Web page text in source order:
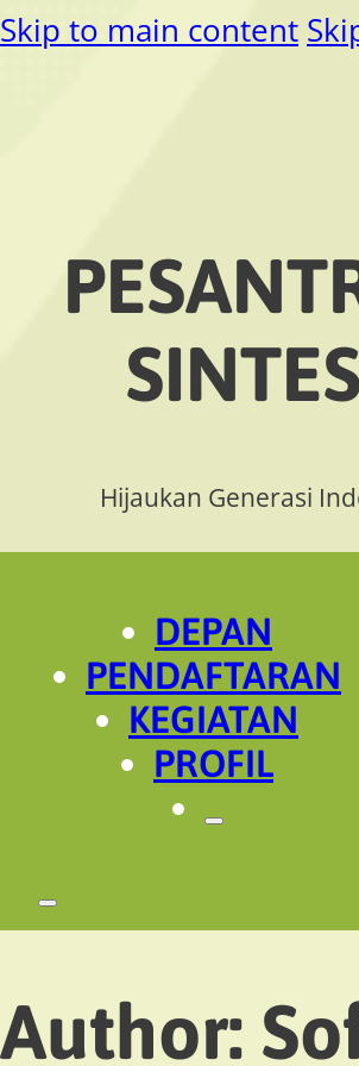
Skip to main content
Hijaukan Generasi
DEPAN
PENDAFTARAN
KEGIATAN
PROFIL
Author: